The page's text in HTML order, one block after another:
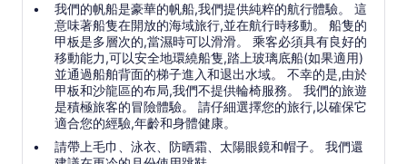
我們的帆船是豪華的帆船,我們提供純粹的航行體驗。 這
意味著船隻在開放的海域旅行,並在航行時移動。 船隻的
甲板是多層次的,當濕時可以滑滑。 乘客必須具有良好的
移動能力,可以安全地環繞船隻,踏上玻璃底船(如果適用)
並通過船舶背面的梯子進入和退出水域。 不幸的是,由於
甲板和沙龍區的布局,我們不提供輪椅服務。 我們的旅遊
是積極旅客的冒險體驗。 請仔細選擇您的旅行,以確保它
適合您的經驗,年齡和身體健康。
請帶上毛巾、泳衣、防晒霜、太陽眼鏡和帽子。 我們還